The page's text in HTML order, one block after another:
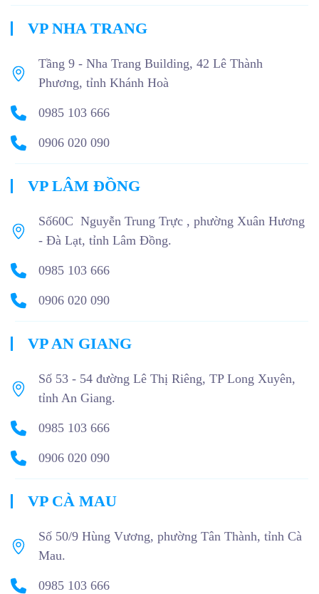
VP NHA TRANG
Tầng 9 - Nha Trang Building, 42 Lê Thành
Phương, tỉnh Khánh Hoà
0985 103 666
0906 020 090
VP LÂM ĐỒNG
Số60C Nguyễn Trung Trực , phường Xuân Hương
- Đà Lạt, tỉnh Lâm Đồng.
0985 103 666
0906 020 090
VP AN GIANG
Số 53 - 54 đường Lê Thị Riêng, TP Long Xuyên,
tỉnh An Giang.
0985 103 666
0906 020 090
VP CÀ MAU
Số 50/9 Hùng Vương, phường Tân Thành, tỉnh Cà
Mau.
0985 103 666